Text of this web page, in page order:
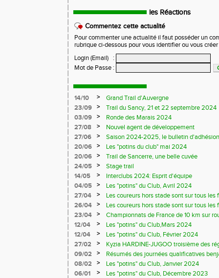
les Réactions
Commentez cette actualité
Pour commenter une actualité il faut posséder un
rubrique ci-dessous pour vous identifier ou vous
Login (Email)
:
Mot de Passe :
14/10 >
Grand Trail d'Auvergne
23/09
>
Trail du Sancy, 21 et 22 septembre 2024
03/09
>
Ronde des Marais 2024
27/08
>
Nouvel agent de développement
27/06
>
Saison 2024-2025, le bulletin
20/06
>
Les "potins du club" mai 2024
20/06
>
Trail de Sancerre, une belle cuvée
24/05
>
Stage trail
14/05
>
Interclubs 2024: Esprit d'équipe
04/05
>
Les "potins" du Club, Avril 2024
27/04
>
Les coureurs hors stade sont sur tous les
26/04
>
Les coureurs hors stade sont sur tous les
23/04
>
Championnats de France de 10 km sur
12/04
>
Les "potins" du Club,Mars 2024
12/04
>
Les "potins" du Club, Février 2024
27/02
>
Kyzia HARDINE-JUGOO troisième des
09/02
>
Résumés des journées qualificatives
08/02
>
Les "potins" du Club, Janvier 2024
06/01
>
Les "potins" du Club, Décembre 2023